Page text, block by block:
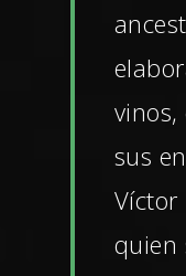
sus
Víctor
quien